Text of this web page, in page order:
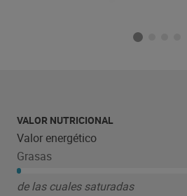
VALOR NUTRICIONAL
Valor energético
Grasas
de las cuales saturadas